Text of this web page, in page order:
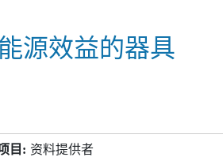
源效益的器具
资料提供者